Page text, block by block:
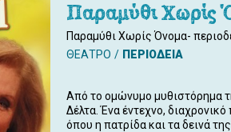
Παραμύθι Χωρίς
Παραμύθι Χωρίς Όνομα-
ΘΕΑΤΡΟ
ΠΕΡΙΟΔΕΙΑ
Από το ομώνυμο μυθιστόρημα
Δέλτα. Ένα έντεχνο, διαχρονικό
όπου η πατρίδα και τα δεινά της